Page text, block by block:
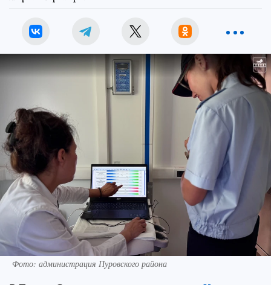
Фото: администрация Пуровского района